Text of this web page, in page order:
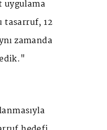
uygulama
tasarruf, 12
zamanda